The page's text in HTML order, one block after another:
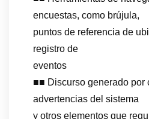
encuestas, como brújula,
puntos de referencia de
registro de
eventos
■■ Discurso generado por
advertencias del sistema
y otros elementos que